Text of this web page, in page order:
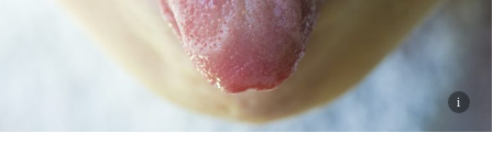
i